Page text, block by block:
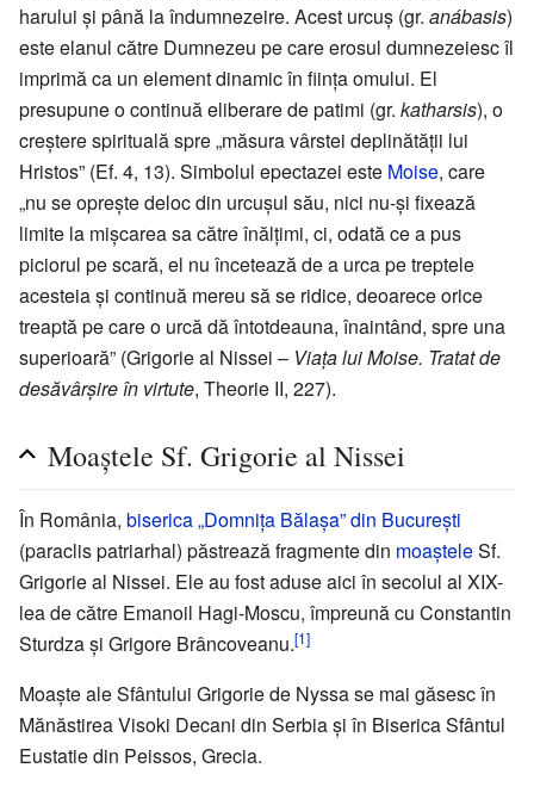
harului și până la îndumnezeire. Acest urcuș (gr. anábasis)
este elanul către Dumnezeu pe care erosul dumnezeiesc îl
imprimă ca un element dinamic în ființa omului. El
presupune o continuă eliberare de patimi (gr. katharsis), o
creștere spirituală spre „măsura vârstei deplinătății lui
Hristos” (Ef. 4, 13). Simbolul epectazei este Moise, care
„nu se oprește deloc din urcușul său, nici nu-și fixează
limite la mișcarea sa către înălțimi, ci, odată ce a pus
piciorul pe scară, el nu încetează de a urca pe treptele
acesteia și continuă mereu să se ridice, deoarece orice
treaptă pe care o urcă dă întotdeauna, înaintând, spre una
superioară” (Grigorie al Nissei – Viața lui Moise. Tratat de
desăvârșire în virtute, Theorie II, 227).
Moaștele Sf. Grigorie al Nissei
În România, biserica „Domnița Bălașa” din București
(paraclis patriarhal) păstrează fragmente din moașteleSf.
Grigorie al Nissei. Ele au fost aduse aici în secolul al XIX-
lea de către Emanoil Hagi-Moscu, împreună cu Constantin
Sturdza și Grigore Brâncoveanu.[1]
Moaște ale Sfântului Grigorie de Nyssa se mai găsesc în
Mănăstirea Visoki Decani din Serbia și în Biserica Sfântul
Eustatie din Peissos, Grecia.